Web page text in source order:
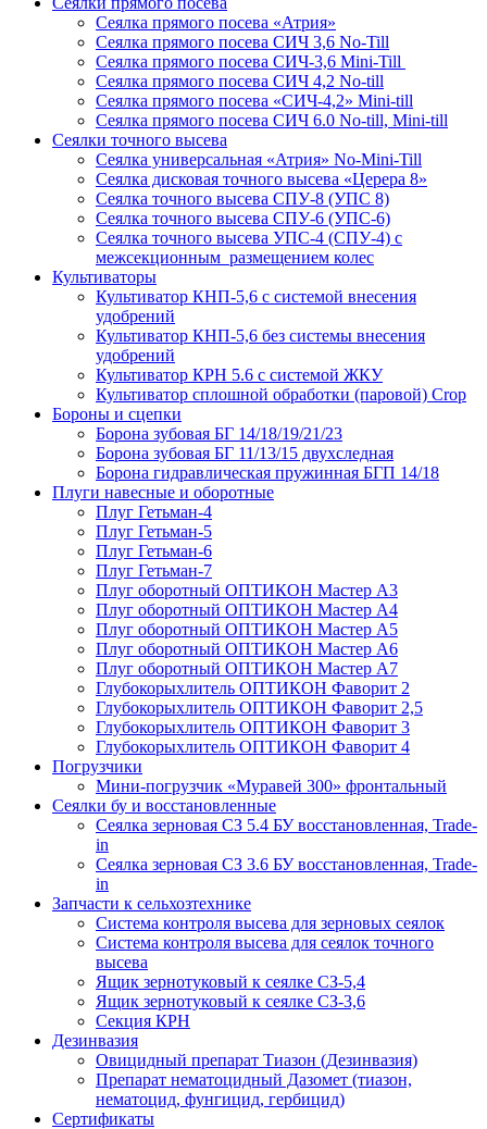
Сеялка прямого посева «Атрия»
Сеялка прямого посева СИЧ 3,6 No-Till
Сеялка прямого посева СИЧ-3,6 Mini-Till
Сеялка прямого посева СИЧ 4,2 No-till
Сеялка прямого посева «СИЧ-4,2» Mini-till
Сеялка прямого посева СИЧ 6.0 No-till, Mini-till
Сеялки точного высева
Сеялка универсальная «Атрия» No-Mini-Till
Сеялка дисковая точного высева «Церера 8»
Сеялка точного высева СПУ-8 (УПС 8)
Сеялка точного высева СПУ-6 (УПС-6)
Сеялка точного высева УПС-4 (СПУ-4) с
межсекционным размещением колес
Культиваторы
Культиватор КНП-5,6 с системой внесения
удобрений
Культиватор КНП-5,6 без системы внесения
удобрений
Культиватор КРН 5.6 с системой ЖКУ
Культиватор сплошной обработки (паровой) Crop
Бороны и сцепки
Борона зубовая БГ 14/18/19/21/23
Борона зубовая БГ 11/13/15 двухследная
Борона гидравлическая пружинная БГП 14/18
Плуги навесные и оборотные
Плуг Гетьман-4
Плуг Гетьман-5
Плуг Гетьман-6
Плуг Гетьман-7
Плуг оборотный ОПТИКОН Мастер А3
Плуг оборотный ОПТИКОН Мастер А4
Плуг оборотный ОПТИКОН Мастер А5
Плуг оборотный ОПТИКОН Мастер А6
Плуг оборотный ОПТИКОН Мастер А7
Глубокорыхлитель ОПТИКОН Фаворит 2
Глубокорыхлитель ОПТИКОН Фаворит 2,5
Глубокорыхлитель ОПТИКОН Фаворит 3
Глубокорыхлитель ОПТИКОН Фаворит 4
Погрузчики
Мини-погрузчик «Муравей 300» фронтальный
Сеялки бу и восстановленные
Сеялка зерновая СЗ 5.4 БУ восстановленная, Trade-
in
Сеялка зерновая СЗ 3.6 БУ восстановленная, Trade-
in
Запчасти к сельхозтехнике
Система контроля высева для зерновых сеялок
Система контроля высева для сеялок точного
высева
Ящик зернотуковый к сеялке СЗ-5,4
Ящик зернотуковый к сеялке СЗ-3,6
Секция КРН
Дезинвазия
Овицидный препарат Тиазон (Дезинвазия)
Препарат нематоцидный Дазомет (тиазон,
нематоцид, фунгицид, гербицид)
Сертификаты